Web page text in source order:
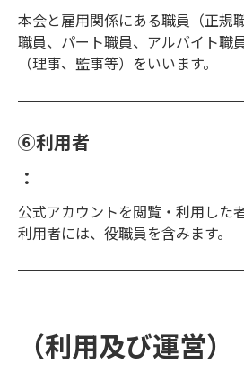
本会と雇用関係にある職員（正規
職員、パート職員、アルバイト職
（理事、監事等）をいいます。
⑥利用者
：
公式アカウントを閲覧・利用した
利用者には、役職員を含みます。
（利用及び運営）